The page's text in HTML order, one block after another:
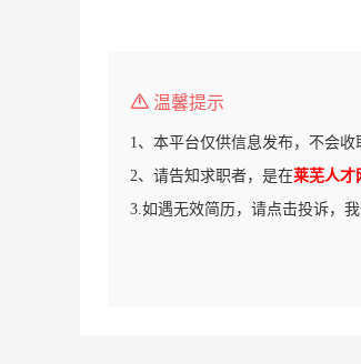
温馨提示
1、本平台仅供信息发布，不会收
2、请告知求职者，是在莱芜人才
3.如遇无效简历，请点击投诉，